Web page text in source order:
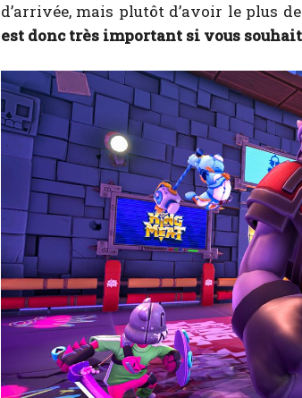
d’arrivée, mais plutôt d’avoir le plus
est donc très important si vous